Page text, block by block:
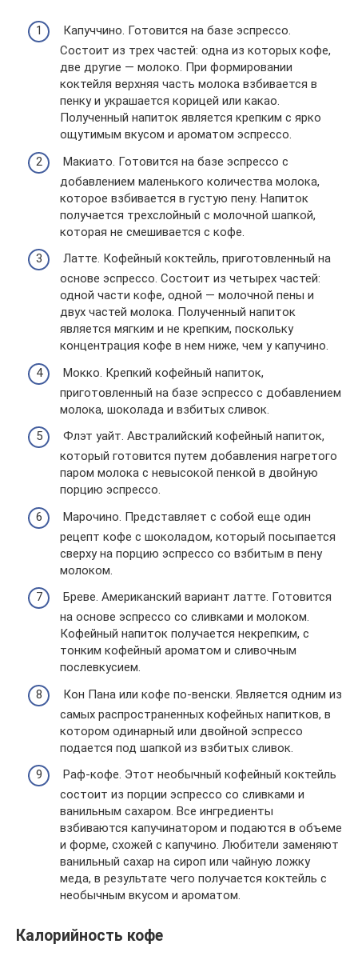
Капуччино. Готовится на базе эспрессо.
Состоит из трех частей: одна из которых кофе,
две другие — молоко. При формировании
коктейля верхняя часть молока взбивается в
пенку и украшается корицей или какао.
Полученный напиток является крепким с ярко
ощутимым вкусом и ароматом эспрессо.
Макиато. Готовится на базе эспрессо с
добавлением маленького количества молока,
которое взбивается в густую пену. Напиток
получается трехслойный с молочной шапкой,
которая не смешивается с кофе.
Латте. Кофейный коктейль, приготовленный на
основе эспрессо. Состоит из четырех частей:
одной части кофе, одной — молочной пены и
двух частей молока. Полученный напиток
является мягким и не крепким, поскольку
концентрация кофе в нем ниже, чем у капучино.
Мокко. Крепкий кофейный напиток,
приготовленный на базе эспрессо с добавлением
молока, шоколада и взбитых сливок.
Флэт уайт. Австралийский кофейный напиток,
который готовится путем добавления нагретого
паром молока с невысокой пенкой в двойную
порцию эспрессо.
Марочино. Представляет с собой еще один
рецепт кофе с шоколадом, который посыпается
сверху на порцию эспрессо со взбитым в пену
молоком.
Бреве. Американский вариант латте. Готовится
на основе эспрессо со сливками и молоком.
Кофейный напиток получается некрепким, с
тонким кофейный ароматом и сливочным
послевкусием.
Кон Пана или кофе по-венски. Является одним из
самых распространенных кофейных напитков, в
котором одинарный или двойной эспрессо
подается под шапкой из взбитых сливок.
Раф-кофе. Этот необычный кофейный коктейль
состоит из порции эспрессо со сливками и
ванильным сахаром. Все ингредиенты
взбиваются капучинатором и подаются в объеме
и форме, схожей с капучино. Любители заменяют
ванильный сахар на сироп или чайную ложку
меда, в результате чего получается коктейль с
необычным вкусом и ароматом.
Калорийность кофе